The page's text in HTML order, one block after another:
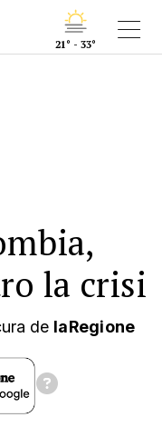
21° - 33°
la crisi
de laRegione